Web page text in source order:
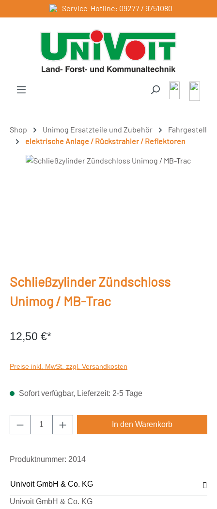
Zum Hauptinhalt springenService-Hotline: 09277 / 9751080
Shop Unimog Ersatzteile und Zubehör
Fahrgestell
elektrische Anlage / Rückstrahler / Reflektoren
Bildergalerie überspringen
Schließzylinder Zündschloss
Unimog / MB-Trac
12,50 €*
Preise inkl. MwSt. zzgl. Versandkosten
Sofort verfügbar, Lieferzeit: 2-5 Tage
Produkt Anzahl: Gib den gewünschten
In den Warenkorb
Produktnummer: 2014
Univoit GmbH & Co. KG
Univoit GmbH & Co. KG